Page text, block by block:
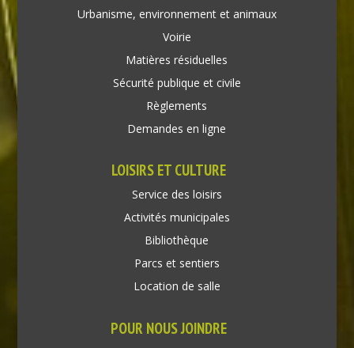
Urbanisme, environnement et animaux
Voirie
Matières résiduelles
Sécurité publique et civile
Règlements
Demandes en ligne
LOISIRS ET CULTURE
Service des loisirs
Activités municipales
Bibliothèque
Parcs et sentiers
Location de salle
POUR NOUS JOINDRE